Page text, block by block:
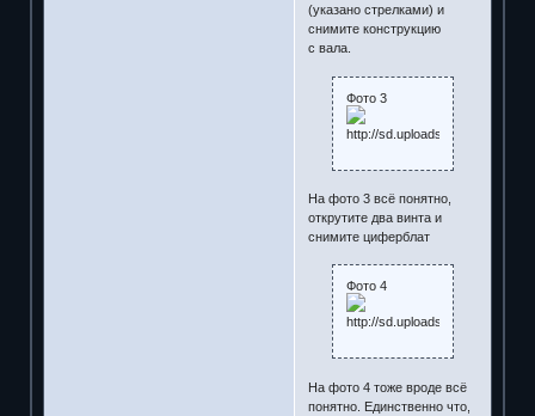
(указано стрелками) и
снимите конструкцию
с вала.
Фото 3
На фото 3 всё понятно,
открутите два винта и
снимите циферблат
Фото 4
На фото 4 тоже вроде всё
понятно. Единственно что,